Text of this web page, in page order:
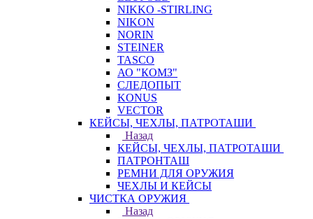
NIKKO -STIRLING
NIKON
NORIN
STEINER
TASCO
АО "КОМЗ"
СЛЕДОПЫТ
KONUS
VECTOR
КЕЙСЫ, ЧЕХЛЫ, ПАТРОТАШИ
Назад
КЕЙСЫ, ЧЕХЛЫ, ПАТРОТАШИ
ПАТРОНТАШ
РЕМНИ ДЛЯ ОРУЖИЯ
ЧЕХЛЫ И КЕЙСЫ
ЧИСТКА ОРУЖИЯ
Назад